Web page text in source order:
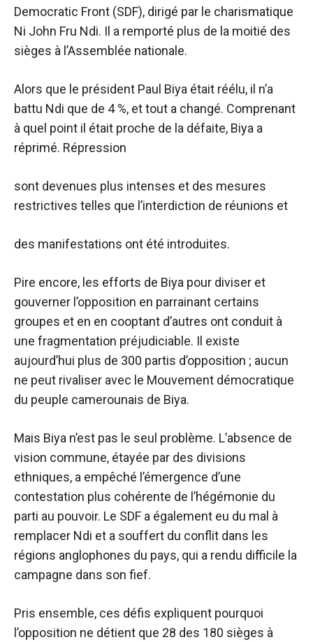
Democratic Front (SDF), dirigé par le charismatique
Ni John Fru Ndi. Il a remporté plus de la moitié des
sièges à l’Assemblée nationale.
Alors que le président Paul Biya était réélu, il n’a
battu Ndi que de 4 %, et tout a changé. Comprenant
à quel point il était proche de la défaite, Biya a
réprimé. Répression
sont devenues plus intenses et des mesures
restrictives telles que l’interdiction de réunions et
des manifestations ont été introduites.
Pire encore, les efforts de Biya pour diviser et
gouverner l’opposition en parrainant certains
groupes et en en cooptant d’autres ont conduit à
une fragmentation préjudiciable. Il existe
aujourd’hui plus de 300 partis d’opposition ; aucun
ne peut rivaliser avec le Mouvement démocratique
du peuple camerounais de Biya.
Mais Biya n’est pas le seul problème. L’absence de
vision commune, étayée par des divisions
ethniques, a empêché l’émergence d’une
contestation plus cohérente de l’hégémonie du
parti au pouvoir. Le SDF a également eu du mal à
remplacer Ndi et a souffert du conflit dans les
régions anglophones du pays, qui a rendu difficile la
campagne dans son fief.
Pris ensemble, ces défis expliquent pourquoi
l’opposition ne détient que 28 des 180 sièges à